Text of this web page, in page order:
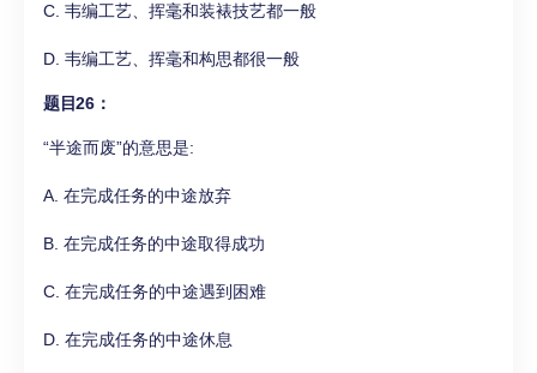
C. 韦编工艺、挥毫和装裱技艺都一般
D. 韦编工艺、挥毫和构思都很一般
题目26：
“半途而废”的意思是:
A. 在完成任务的中途放弃
B. 在完成任务的中途取得成功
C. 在完成任务的中途遇到困难
D. 在完成任务的中途休息